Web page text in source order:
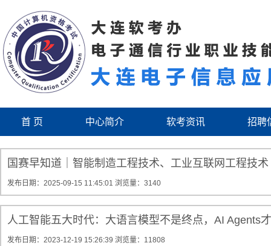
首 页 中心简介 软考资讯 招聘
国赛早知道｜智能制造工程技术、工业互联网工程技术
发布日期：2025-09-15 11:45:01 浏览量：3140
人工智能五大时代：大语言模型不是终点，AI Agents
发布日期：2023-12-19 15:26:39 浏览量：11808